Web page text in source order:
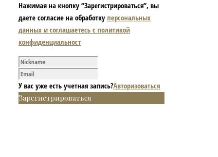
Нажимая на кнопку “Зарегистрироваться”, вы
даете согласие на обработку персональных
данных и соглашаетесь с политикой
конфиденциальност
У вас уже есть учетная запись?Авторизоваться
Зарегистрироваться